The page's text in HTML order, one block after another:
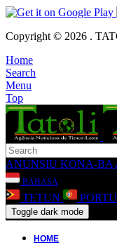
Copyright © 2026 .
Home
Search
Menu
Top
ANUNSIU KONA-BA
BAHASA
TETUN
Toggle dark mode
HOME